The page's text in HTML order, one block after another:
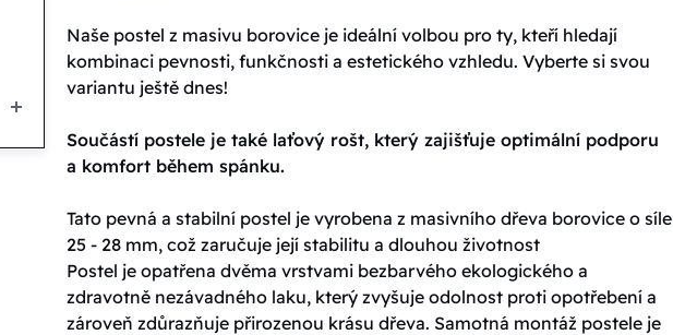
Naše postel z masivu borovice je ideální volbou pro ty, kteří hledají
kombinaci pevnosti, funkčnosti a estetického vzhledu. Vyberte si svou
variantu ještě dnes!
Součástí postele je také laťový rošt, který zajišťuje optimální podporu
a komfort během spánku.
Tato pevná a stabilní postel je vyrobena z masivního dřeva borovice o síle
25 - 28 mm, což zaručuje její stabilitu a dlouhou životnost
Postel je opatřena dvěma vrstvami bezbarvého ekologického a
zdravotně nezávadného laku, který zvyšuje odolnost proti opotřebení a
zároveň zdůrazňuje přirozenou krásu dřeva. Samotná montáž postele je